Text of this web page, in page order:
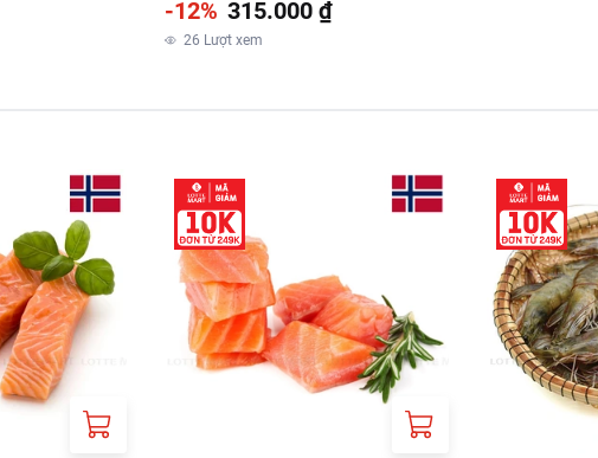
-12% 315.000 ₫
26 Lượt xem